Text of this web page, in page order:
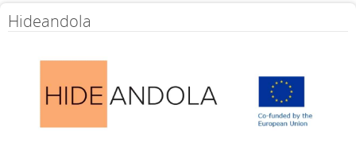
Hideandola